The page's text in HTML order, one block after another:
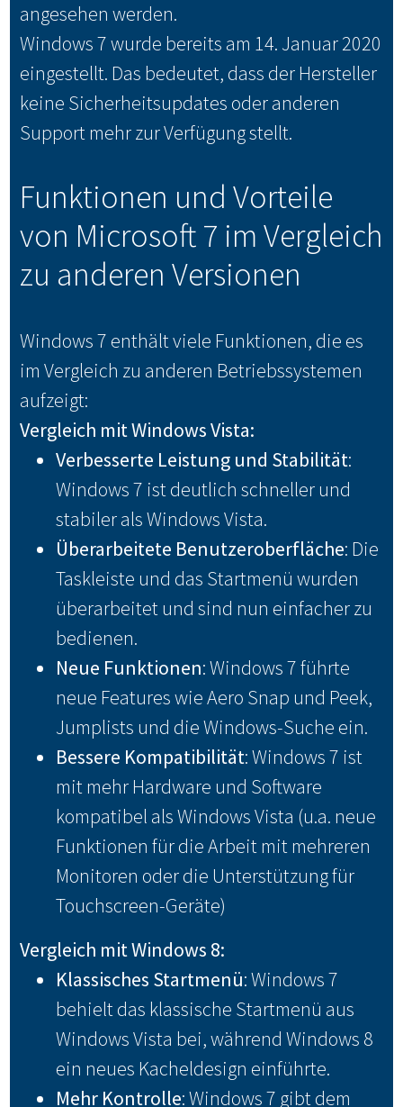
angesehen werden.
Windows 7 wurde bereits am 14. Januar 2020
eingestellt. Das bedeutet, dass der Hersteller
keine Sicherheitsupdates oder anderen
Support mehr zur Verfügung stellt.
Funktionen und Vorteile
von Microsoft 7 im Vergleich
zu anderen Versionen
Windows 7 enthält viele Funktionen, die es
im Vergleich zu anderen Betriebssystemen
aufzeigt:
Vergleich mit Windows Vista:
Verbesserte Leistung und Stabilität:
Windows 7 ist deutlich schneller und
stabiler als Windows Vista.
Überarbeitete Benutzeroberfläche: Die
Taskleiste und das Startmenü wurden
überarbeitet und sind nun einfacher zu
bedienen.
Neue Funktionen: Windows 7 führte
neue Features wie Aero Snap und Peek,
Jumplists und die Windows-Suche ein.
Bessere Kompatibilität: Windows 7 ist
mit mehr Hardware und Software
kompatibel als Windows Vista (u.a. neue
Funktionen für die Arbeit mit mehreren
Monitoren oder die Unterstützung für
Touchscreen-Geräte)
Vergleich mit Windows 8:
Klassisches Startmenü: Windows 7
behielt das klassische Startmenü aus
Windows Vista bei, während Windows 8
ein neues Kacheldesign einführte.
Mehr Kontrolle: Windows 7 gibt dem